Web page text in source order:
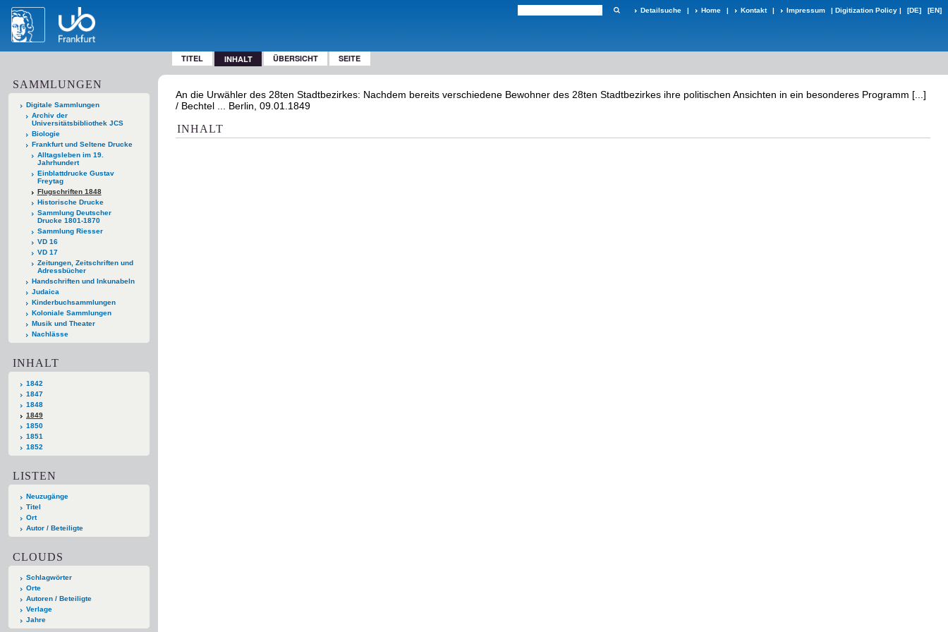
Detailsuche | Home | Kontakt | Impressum | Digitization Policy | [DE] [EN]
TITEL INHALT ÜBERSICHT SEITE
SAMMLUNGEN
Digitale Sammlungen
Archiv der
Universitätsbibliothek JCS
Biologie
Frankfurt und Seltene Drucke
Alltagsleben im 19.
Jahrhundert
Einblattdrucke Gustav
Freytag
Flugschriften 1848
Historische Drucke
Sammlung Deutscher
Drucke 1801-1870
Sammlung Riesser
VD 16
VD 17
Zeitungen, Zeitschriften und
Adressbücher
Handschriften und Inkunabeln
Judaica
Kinderbuchsammlungen
Koloniale Sammlungen
Musik und Theater
Nachlässe
INHALT
1842
1847
1848
1849
1850
1851
1852
LISTEN
Neuzugänge
Titel
Ort
Autor / Beteiligte
CLOUDS
Schlagwörter
Orte
Autoren / Beteiligte
Verlage
Jahre
An die Urwähler des 28ten Stadtbezirkes: Nachdem bereits verschiedene Bewohner des 28ten Stadtbezirkes ihre politischen Ansichten in ein besonderes Programm [...]
/ Bechtel ... Berlin, 09.01.1849
INHALT